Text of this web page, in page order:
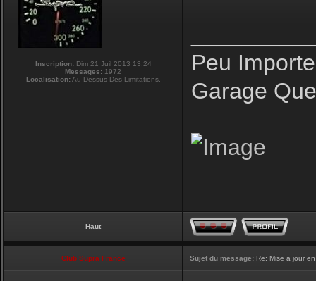
Inscription:Dim 21 Juil 2013 13:24
Messages: 1972
Localisation:Au Dessus Des Limitations.
Peu
Garage
Haut
Club Supra France Sujet du message: Re: Mise a jour